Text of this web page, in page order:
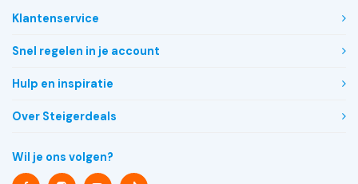
Klantenservice
Snel regelen in je account
Hulp en inspiratie
Over Steigerdeals
Wil je ons volgen?